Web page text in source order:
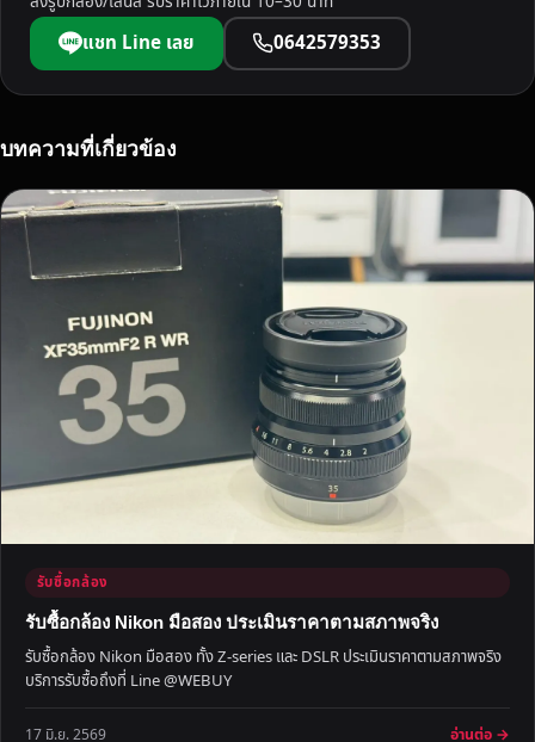
แชท Line เลย 0642579353
บทความที่เกี่ยวข้อง
รับซื้อกล้อง
รับซื้อกล้อง Nikon มือสอง ประเมินราคาตามสภาพจริง
รับซื้อกล้อง Nikon มือสอง ทั้ง Z-series และ DSLR ประเมินราคาตามสภาพจริง
บริการรับซื้อถึงที่ Line @WEBUY
17 มิ.ย. 2569 อ่านต่อ →